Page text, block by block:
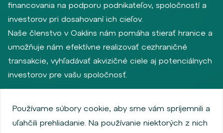
financovania na podporu podnikateľov, spoločností a
investorov pri dosahovaní ich cieľov.
Naše členstvo v Oaklins nám pomáha stierať hranice a
umožňuje nám efektívne realizovať cezhraničné
transakcie, vyhľadávať akvizičné ciele aj potenciálnych
investorov pre vašu spoločnosť.
Zásady ochrany osobných údajov
Používame súbory cookie, aby sme vám spríjemnili a
uľahčili prehliadanie. Na používanie niektorých z nich